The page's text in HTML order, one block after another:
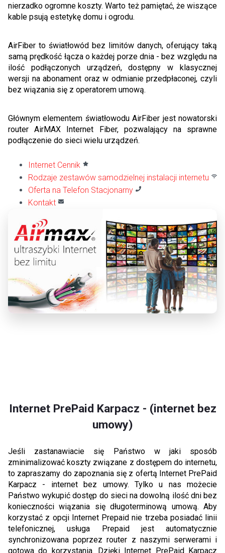
nierzadko ogromne koszty. Warto też pamiętać, że wiszące
kable psują estetykę domu i ogrodu.
AirFiber to światłowód bez limitów danych, oferujący taką
samą prędkość łącza o każdej porze dnia - bez względu na
ilość podłączonych urządzeń, dostępny w klasycznej
wersji na abonament oraz w odmianie przedpłaconej, czyli
bez wiązania się z operatorem umową.
Głównym elementem światłowodu AirFiber jest nowatorski
router AirMAX Internet Fiber, pozwalający na sprawne
podłączenie do sieci wielu urządzeń.
Internet Cennik
Rodzaje zestawów samodzielnej instalacji internetu
Oferta na Telefon Stacjonarny
Kontakt
Internet PrePaid Karpacz - (internet bez
umowy)
Jeśli zastanawiacie się Państwo w jaki sposób
zminimalizować koszty związane z dostępem do internetu,
to zapraszamy do zapoznania się z ofertą Internet PrePaid
Karpacz - internet bez umowy. Tylko u nas możecie
Państwo wykupić dostęp do sieci na dowolną ilość dni bez
konieczności wiązania się długoterminową umową. Aby
korzystać z opcji Internet Prepaid nie trzeba posiadać linii
telefonicznej, usługa Prepaid jest automatycznie
synchronizowana poprzez router z naszymi serwerami i
gotowa do korzystania. Dzięki Internet PrePaid Karpacz